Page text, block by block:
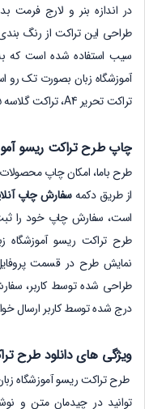
در اندازه بنر و لارج فرمت
طراحی این تراکت از رنگ
سیب استفاده شده است که
آموزشگاه زبان بصورت تک
تراکت تحریر A4،
تراکت گلاسه A5، تراکت گلاسه A4 و سایر تراکت ها را دارد.
چاپ طرح تراکت ریسو
طرح باما، امکان چاپ محصولات
از طریق دکمهسفارش چاپ
است، سفارش چاپ خود را
طرح تراکت ریسو
نمایش طرح در قسمت
طراحی شده توسط کاربر،
درج شده توسط کاربر ارسال
ویژگی های دانلود طرح
طرح تراکت ریسو آموزشگاه
توانید در چیدمان متن و